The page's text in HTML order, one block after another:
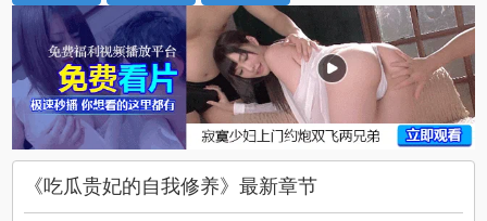
《吃瓜贵妃的自我修养》最新章节